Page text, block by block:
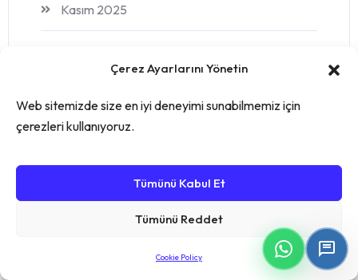
Çerez Ayarlarını Yönetin
Web sitemizde size en iyi deneyimi sunabilmemiz için
çerezleri kullanıyoruz.
Tümünü Kabul Et
Tümünü Reddet
Cookie Policy
Kasım 2025
Ağustos 2025
Temmuz 2025